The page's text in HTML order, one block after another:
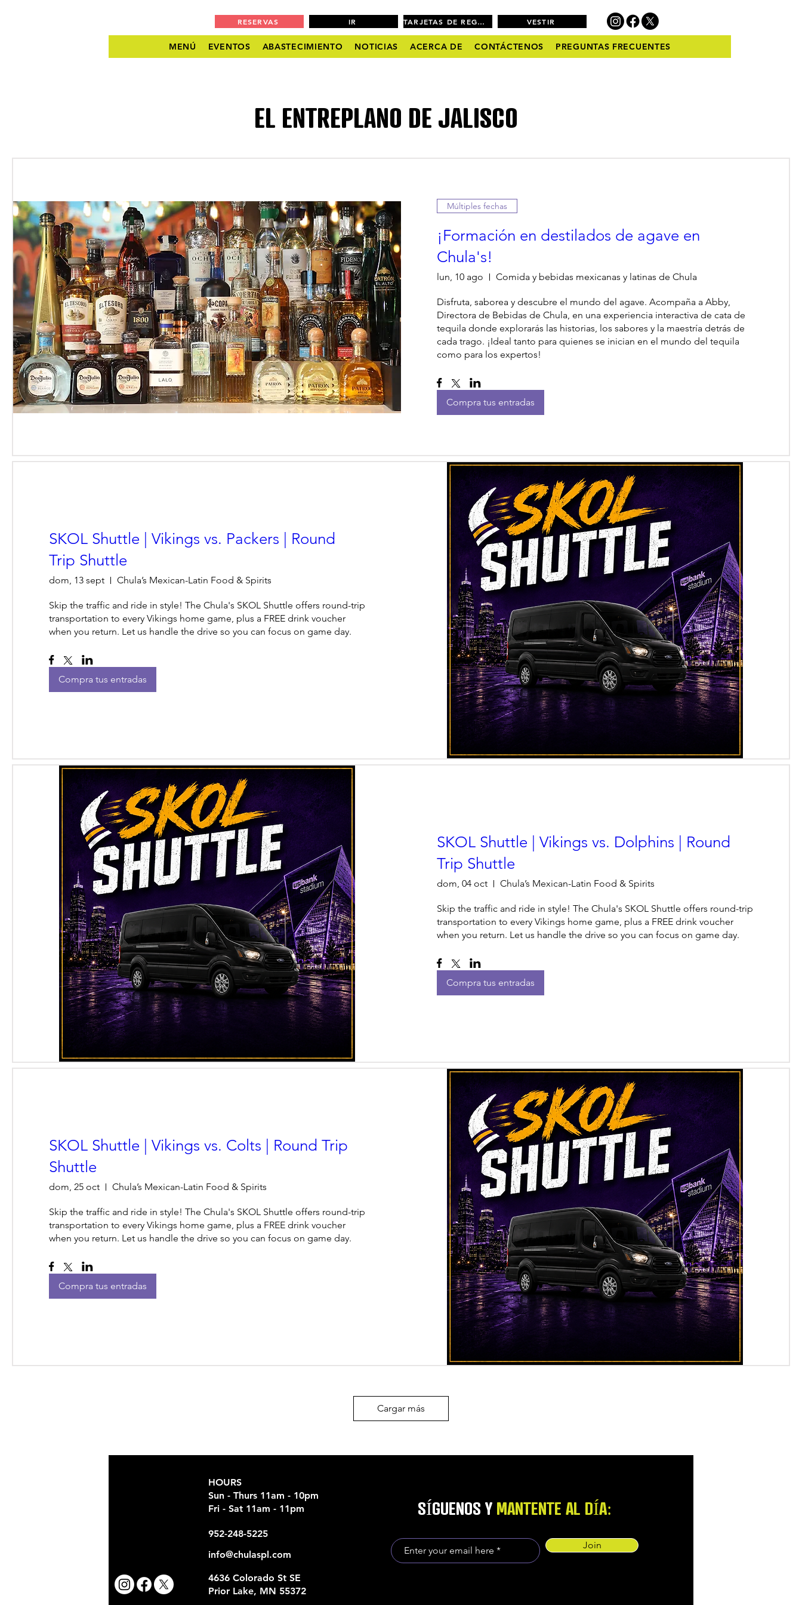
RESERVAS IR TARJETAS DE REGALO VESTIR
MENÚ EVENTOS ABASTECIMIENTO NOTICIAS ACERCA DE CONTÁCTENOS PREGUNTAS FRECUENTES
EL ENTREPLANO DE JALISCO
Múltiples fechas
¡Formación en destilados de agave en
Chula's!
lun, 10 ago Comida y bebidas mexicanas y latinas de Chula
Disfruta, saborea y descubre el mundo del agave. Acompaña a Abby,
Directora de Bebidas de Chula, en una experiencia interactiva de cata de
tequila donde explorarás las historias, los sabores y la maestría detrás de
cada trago. ¡Ideal tanto para quienes se inician en el mundo del tequila
como para los expertos!
Compra tus entradas
SKOL Shuttle | Vikings vs. Packers | Round
Trip Shuttle
dom, 13 sept Chula’s Mexican-Latin Food & Spirits
Skip the traffic and ride in style! The Chula's SKOL Shuttle offers round-trip
transportation to every Vikings home game, plus a FREE drink voucher
when you return. Let us handle the drive so you can focus on game day.
Compra tus entradas
SKOL Shuttle | Vikings vs. Dolphins | Round
Trip Shuttle
dom, 04 oct Chula’s Mexican-Latin Food & Spirits
Skip the traffic and ride in style! The Chula's SKOL Shuttle offers round-trip
transportation to every Vikings home game, plus a FREE drink voucher
when you return. Let us handle the drive so you can focus on game day.
Compra tus entradas
SKOL Shuttle | Vikings vs. Colts | Round Trip
Shuttle
dom, 25 oct Chula’s Mexican-Latin Food & Spirits
Skip the traffic and ride in style! The Chula's SKOL Shuttle offers round-trip
transportation to every Vikings home game, plus a FREE drink voucher
when you return. Let us handle the drive so you can focus on game day.
Compra tus entradas
Cargar más
HOURS
Sun - Thurs 11am - 10pm
Fri - Sat 11am - 11pm
952-248-5225
info@chulaspl.com
4636 Colorado St SE
Prior Lake, MN 55372
SÍGUENOS Y MANTENTE AL DÍA:
Join